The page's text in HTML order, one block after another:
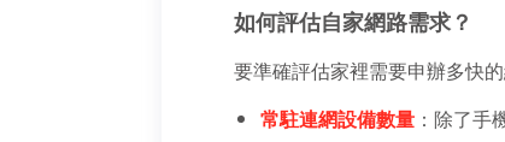
如何評估自家網路需求？
要準確評估家裡需要申辦多快
常駐連網設備數量 ：除了手